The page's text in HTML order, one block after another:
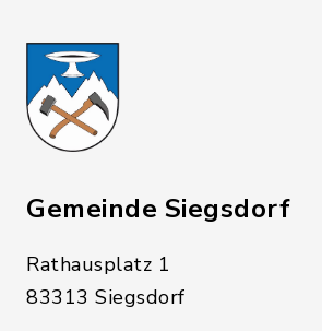
Gemeinde Siegsdorf
Rathausplatz 1
83313 Siegsdorf